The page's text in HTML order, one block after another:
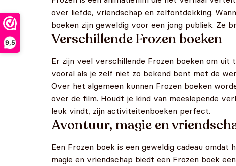
9,5
over liefde, vriendschap en zelfontdekking.
boeken zijn geweldig voor een jong publiek. Ze
Verschillende Frozen boeken
Er zijn veel verschillende Frozen boeken om
vooral als je zelf niet zo bekend bent met de
Over het algemeen kunnen Frozen boeken
over de film. Houdt je kind van meeslepende
leuk vindt, zijn activiteitenboeken perfect.
Avontuur, magie en
Een Frozen boek is een geweldig cadeau
magie en vriendschap biedt een Frozen boek